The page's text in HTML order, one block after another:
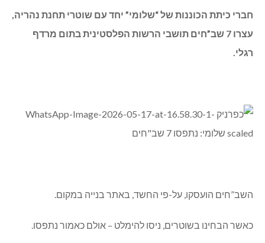
חברי כיתת הכוננות של “שלומי” יחד עם שוטרי תחנת נהריה,
עצרו 7 שב”חים תושבי הרשות הפלסטינית בתום מרדף
רגלי.
השב”חים הועסקו, על-פי החשד, באתר בנייה במקום.
כאשר הבחינו בשוטרים, ניסו להימלט – אולם כאמור נתפסו.